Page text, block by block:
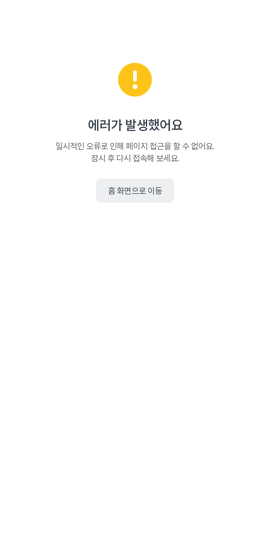
에러가 발생했어요
일시적인 오류로 인해 페이지 접근을 할 수 없어요.
잠시 후 다시 접속해 보세요.
홈 화면으로 이동